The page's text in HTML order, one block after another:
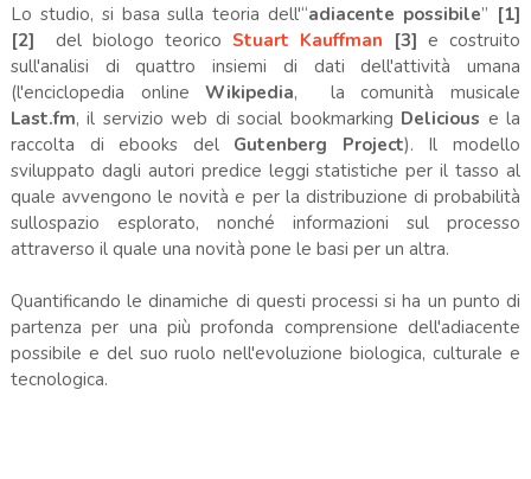
Lo studio, si basa sulla teoria dell'“adiacente possibile” [1]
[2] del biologo teoricoStuart Kauffman [3] e costruito
sull'analisi di quattro insiemi di dati dell'attività umana
(l'enciclopedia onlineWikipedia, la comunità musicale
Last.fm, il servizio web di social bookmarking Delicious e la
raccolta di ebooks del Gutenberg Project). Il modello
sviluppato dagli autori predice leggi statistiche per il tasso al
quale avvengono le novità e per la distribuzione di probabilità
sullospazio esplorato, nonché informazioni sul processo
attraverso il quale una novità pone le basi per un altra.
Quantificando le dinamiche di questi processi si ha un punto di
partenza per una più profonda comprensione dell'adiacente
possibile e del suo ruolo nell'evoluzione biologica, culturale e
tecnologica.